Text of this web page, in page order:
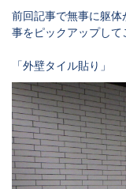
前回記事で無事に躯
事をピックアップして
「外壁タイル貼り」